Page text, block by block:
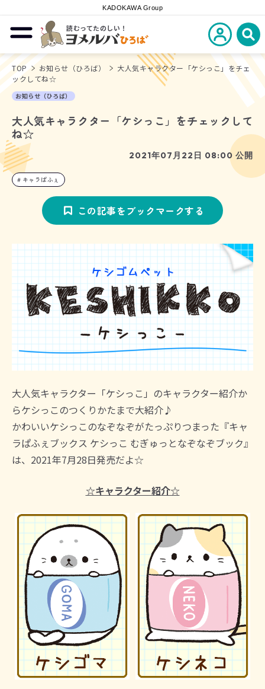
KADOKAWA Group
メニューを開閉する
読むってたのしい！
ヨメルバひろば
新規会員登
検
TOP お知らせ（ひろば）
大人気キャラクター「ケシっこ」をチェ
ックしてね☆
お知らせ（ひろば）
大人気キャラクター「ケシっこ」をチェックして
ね☆
2021年07月22日 08:00 公開
キャラぱふぇ
この記事をブックマークする
大人気キャラクター「ケシっこ」のキャラクター紹介か
らケシっこのつくりかたまで大紹介♪
かわいいケシっこのなぞなぞがたっぷりつまった『キャ
ラぱふぇブックス ケシっこ むぎゅっとなぞなぞブック』
は、2021年7月28日発売だよ☆
☆キャラクター紹介☆